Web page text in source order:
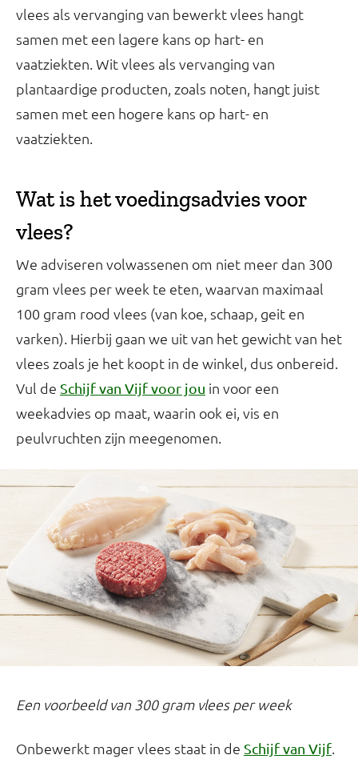
vlees als vervanging van bewerkt vlees hangt
samen met een lagere kans op hart- en
vaatziekten. Wit vlees als vervanging van
plantaardige producten, zoals noten, hangt juist
samen met een hogere kans op hart- en
vaatziekten.
Wat is het voedingsadvies voor
vlees?
We adviseren volwassenen om niet meer dan 300
gram vlees per week te eten, waarvan maximaal
100 gram rood vlees (van koe, schaap, geit en
varken). Hierbij gaan we uit van het gewicht van het
vlees zoals je het koopt in de winkel, dus onbereid.
Vul de Schijf van Vijf voor jou in voor een
weekadvies op maat, waarin ook ei, vis en
peulvruchten zijn meegenomen.
Een voorbeeld van 300 gram vlees per week
Onbewerkt mager vlees staat in de Schijf van Vijf.